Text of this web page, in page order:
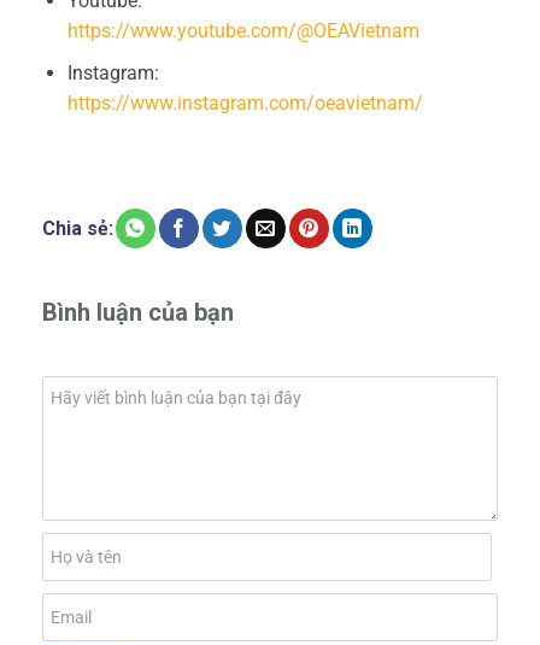
https://www.youtube.com/@OEAVietnam
Instagram:
https://www.instagram.com/oeavietnam/
Chia sẻ:
Bình luận của bạn